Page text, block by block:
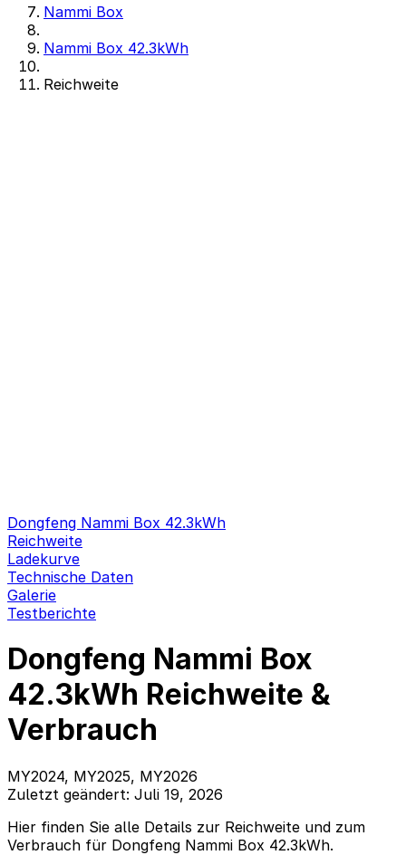
Nammi Box
Nammi Box 42.3kWh
Reichweite
Dongfeng Nammi Box 42.3kWh
Reichweite
Ladekurve
Technische Daten
Galerie
Testberichte
Dongfeng Nammi Box
42.3kWh Reichweite &
Verbrauch
MY2024, MY2025, MY2026
Zuletzt geändert: Juli 19, 2026
Hier finden Sie alle Details zur Reichweite und zum
Verbrauch für Dongfeng Nammi Box 42.3kWh.